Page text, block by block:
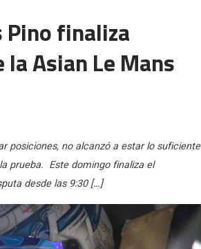
finaliza
Asian Le Mans
posiciones, no alcanzó a estar lo suficiente
prueba. Este domingo finaliza el
desde las 9:30 […]